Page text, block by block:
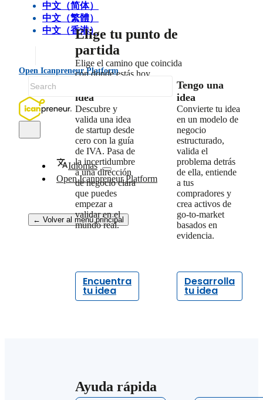
中文（简体）
中文（繁體）
中文（香港）
Open Icanpreneur Platform
Idiomas
Open Icanpreneur Platform
← Volver al menú principal
Elige tu punto de
partida
Elige el camino que coincida
con donde estás hoy.
idea
Descubre y
valida una idea
de startup desde
cero con la guía
de IVA. Pasa de
la incertidumbre
a una dirección
de negocio clara
que puedes
empezar a
validar en el
mundo real.
Encuentra
tu idea
Tengo una
idea
Convierte tu idea
en un modelo de
negocio
estructurado,
valida el
problema detrás
de ella, entiende
a tus
compradores y
crea activos de
go-to-market
basados en
evidencia.
Desarrolla
tu idea
Ayuda rápida